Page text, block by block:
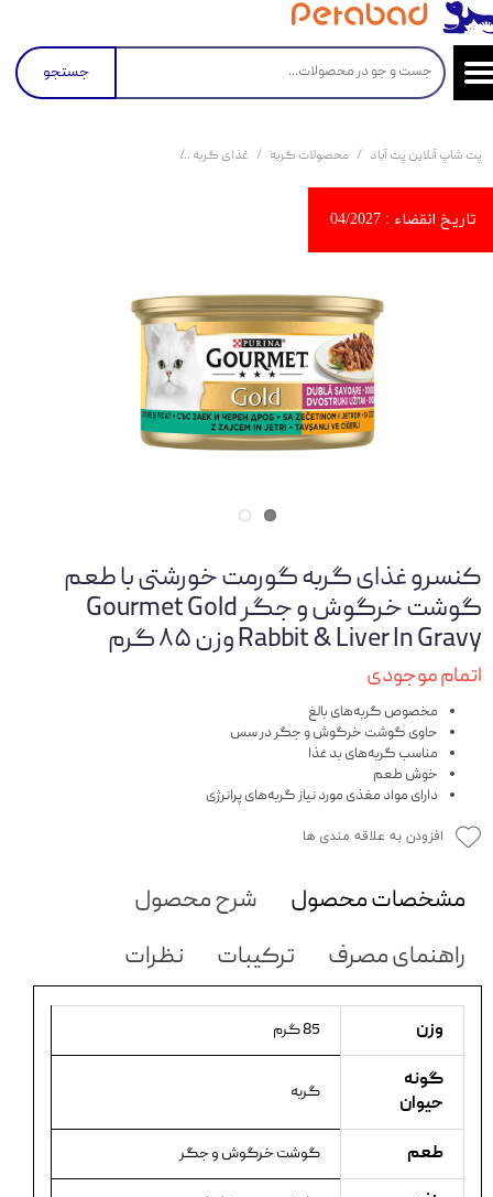
جستجو
پت شاپ آنلاین پت آباد محصولات گربه غذای گربه
کنسرو غذای گربه گورمت خورشتی با طعم
گوشت خرگوش و جگر Gourmet Gold
Rabbit & Liver In Gravy وزن ۸۵ گرم
اتمام موجودی
مخصوص گربه‌های بالغ
حاوی گوشت خرگوش و جگر در سس
مناسب گربه‌های بد غذا
خوش طعم
دارای مواد مغذی مورد نیاز گربه‌های پرانرژی
افزودن به علاقه مندی ها
مشخصات محصول
شرح محصول
راهنمای مصرف
ترکیبات نظرات
وزن 85 گرم
گونه
حیوان
گربه
طعم گوشت خرگوش و جگر